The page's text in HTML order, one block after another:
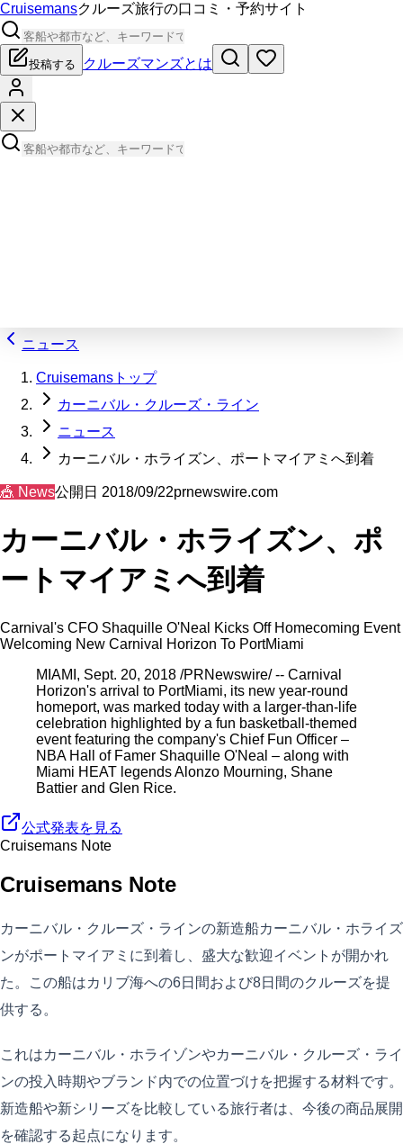
Cruisemansクルーズ旅行の口コミ・予約サイト
投稿する クルーズマンズとは
ニュース
Cruisemansトップ
カーニバル・クルーズ・ライン
ニュース
カーニバル・ホライズン、ポートマイアミへ到着
🎪 News公開日 2018/09/22prnewswire.com
カーニバル・ホライズン、ポ
ートマイアミへ到着
Carnival's CFO Shaquille O'Neal Kicks Off Homecoming Event
Welcoming New Carnival Horizon To PortMiami
MIAMI, Sept. 20, 2018 /PRNewswire/ -- Carnival
Horizon's arrival to PortMiami, its new year-round
homeport, was marked today with a larger-than-life
celebration highlighted by a fun basketball-themed
event featuring the company's Chief Fun Officer –
NBA Hall of Famer Shaquille O'Neal – along with
Miami HEAT legends Alonzo Mourning, Shane
Battier and Glen Rice.
公式発表を見る
Cruisemans Note
Cruisemans Note
カーニバル・クルーズ・ラインの新造船カーニバル・ホライズ
ンがポートマイアミに到着し、盛大な歓迎イベントが開かれ
た。この船はカリブ海への6日間および8日間のクルーズを提
供する。
これはカーニバル・ホライゾンやカーニバル・クルーズ・ライ
ンの投入時期やブランド内での位置づけを把握する材料です。
新造船や新シリーズを比較している旅行者は、今後の商品展開
を確認する起点になります。